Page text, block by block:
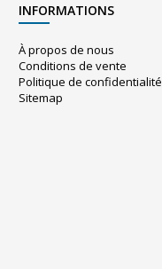
INFORMATIONS
À propos de nous
Conditions de vente
Politique de confidentialité
Sitemap